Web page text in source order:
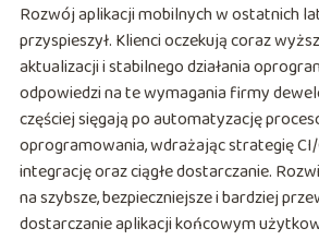
Rozwój aplikacji mobilnych w ostatnich
przyspieszył. Klienci oczekują coraz
aktualizacji i stabilnego działania
odpowiedzi na te wymagania firmy
częściej sięgają po automatyzację
oprogramowania, wdrażając strategię CI/
integrację oraz ciągłe dostarczanie.
na szybsze, bezpieczniejsze i bardziej
dostarczanie aplikacji końcowym